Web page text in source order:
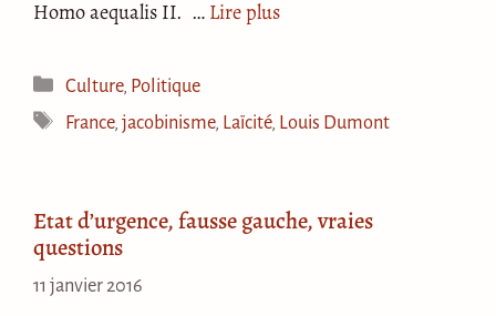
Homo aequalis II. … Lire plus
Catégories
Culture, Politique
Étiquettes
France,jacobinisme, Laïcité, Louis Dumont
Etat d’urgence, fausse gauche, vraies
questions
11 janvier 2016